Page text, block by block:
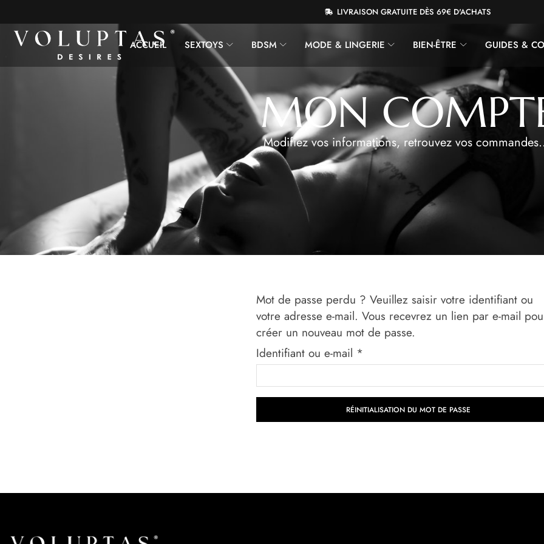
LIVRAISON GRATUITE DÈS 69€ D'ACHATS
ACCUEIL SEXTOYS BDSM MODE & LINGERIE BIEN-ÊTRE GUIDES &
MON
Modifiez vos informations, retrouvez vos
Mot de passe perdu ? Veuillez saisir votre identifiant ou
votre adresse e-mail. Vous recevrez un lien par e-mail
créer un nouveau mot de passe.
Identifiant ou e-mail *
RÉINITIALISATION DU MOT DE PASSE